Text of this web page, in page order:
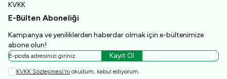
KVKK
E-Bülten Aboneliği
Kampanya ve yeniliklerden haberdar olmak için e-bültenimize
abone olun!
Kayıt Ol
KVKK Sözleşmesi'ni okudum, kabul ediyorum.